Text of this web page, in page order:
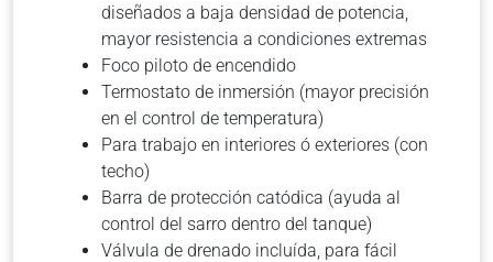
diseñados a baja densidad de potencia,
mayor resistencia a condiciones extremas
Foco piloto de encendido
Termostato de inmersión (mayor precisión
en el control de temperatura)
Para trabajo en interiores ó exteriores (con
techo)
Barra de protección catódica (ayuda al
control del sarro dentro del tanque)
Válvula de drenado incluída, para fácil